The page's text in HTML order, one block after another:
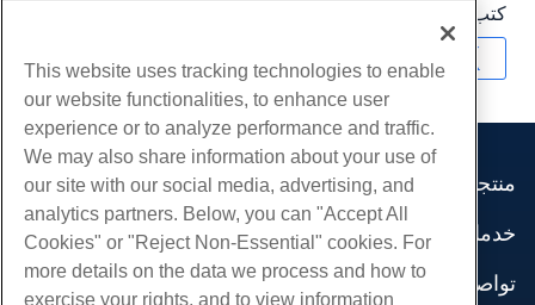
كتب بواسطة
منتجات
استضافة الموقع
استضافة الأعمال
موزع استضافة
خدمات
هجرات الموقع
تواصل اجتماعي
This website uses tracking technologies to enable
our website functionalities, to enhance user
experience or to analyze performance and traffic.
We may also share information about your use of
our site with our social media, advertising, and
analytics partners. Below, you can "Accept All
Cookies" or "Reject Non-Essential" cookies. For
more details on the data we process and how to
exercise your rights, and to view information